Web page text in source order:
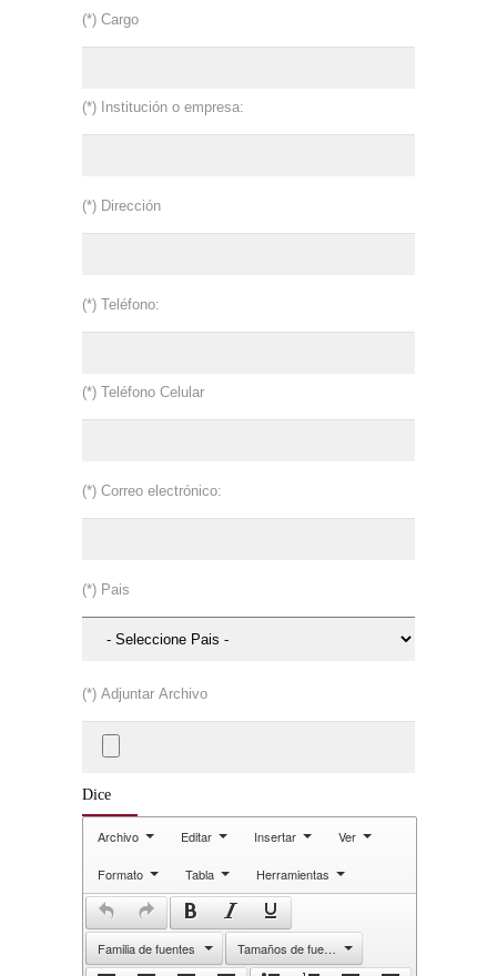
(*) Cargo
(*) Institución o empresa:
(*) Dirección
(*) Teléfono:
(*) Teléfono Celular
(*) Correo electrónico:
(*) Pais
(*) Adjuntar Archivo
Dice
Archivo Editar Insertar Ver
Formato Tabla Herramientas
Familia de fuentes Tamaños de fuente